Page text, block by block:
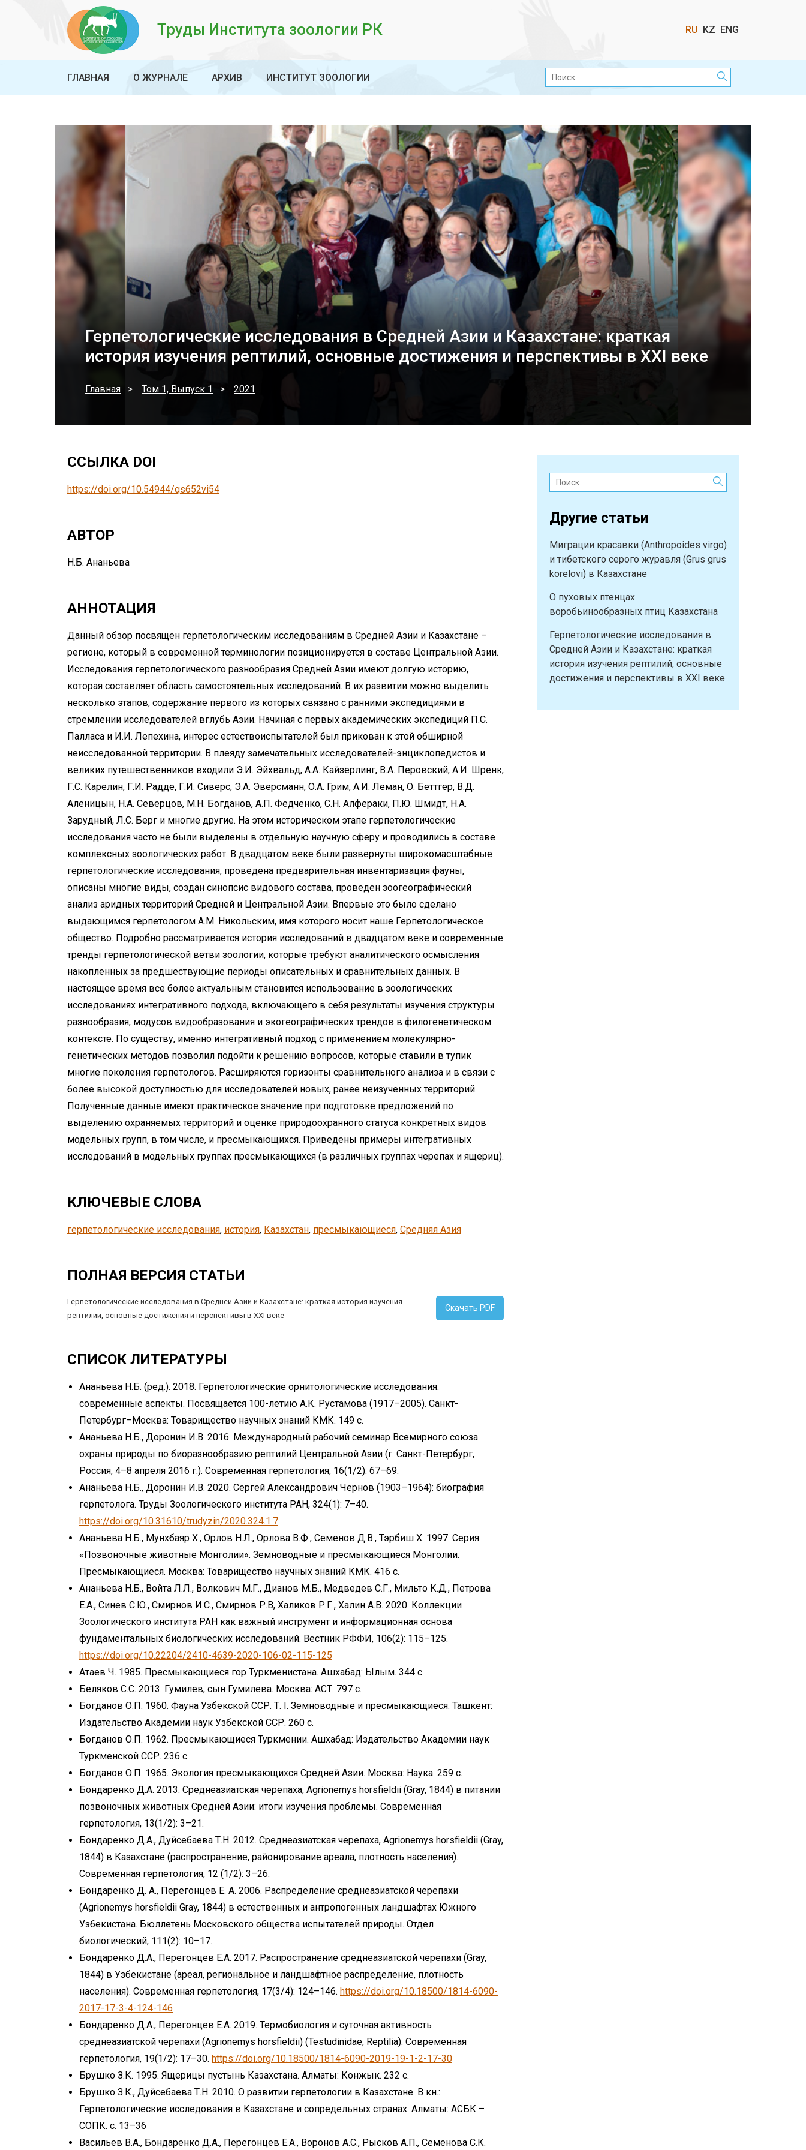
Труды Института зоологии РК
Выбор
RU KZ ENG
ГЛАВНАЯ О ЖУРНАЛЕ АРХИВ ИНСТИТУТ ЗООЛОГИИ Поиск:
Герпетологические исследования в Средней Азии и Казахстане: краткая
история изучения рептилий, основные достижения и перспективы в XXI веке
Главная Том 1, Выпуск 1 2021
ССЫЛКА DOI
https://doi.org/10.54944/qs652vi54
АВТОР
Н.Б. Ананьева
АННОТАЦИЯ
Данный обзор посвящен герпетологическим исследованиям в Средней Азии и Казахстане –
регионе, который в современной терминологии позиционируется в составе Центральной Азии.
Исследования герпетологического разнообразия Средней Азии имеют долгую историю,
которая составляет область самостоятельных исследований. В их развитии можно выделить
несколько этапов, содержание первого из которых связано с ранними экспедициями в
стремлении исследователей вглубь Азии. Начиная с первых академических экспедиций П.С.
Палласа и И.И. Лепехина, интерес естествоиспытателей был прикован к этой обширной
неисследованной территории. В плеяду замечательных исследователей-энциклопедистов и
великих путешественников входили Э.И. Эйхвальд, А.А. Кайзерлинг, В.А. Перовский, А.И. Шренк,
Г.С. Карелин, Г.И. Радде, Г.И. Сиверс, Э.А. Эверсманн, О.А. Грим, А.И. Леман, О. Беттгер, В.Д.
Аленицын, Н.А. Северцов, М.Н. Богданов, А.П. Федченко, С.Н. Алфераки, П.Ю. Шмидт, Н.А.
Зарудный, Л.С. Берг и многие другие. На этом историческом этапе герпетологические
исследования часто не были выделены в отдельную научную сферу и проводились в составе
комплексных зоологических работ. В двадцатом веке были развернуты широкомасштабные
герпетологические исследования, проведена предварительная инвентаризация фауны,
описаны многие виды, создан синопсис видового состава, проведен зоогеографический
анализ аридных территорий Средней и Центральной Азии. Впервые это было сделано
выдающимся герпетологом А.М. Никольским, имя которого носит наше Герпетологическое
общество. Подробно рассматривается история исследований в двадцатом веке и современные
тренды герпетологической ветви зоологии, которые требуют аналитического осмысления
накопленных за предшествующие периоды описательных и сравнительных данных. В
настоящее время все более актуальным становится использование в зоологических
исследованиях интегративного подхода, включающего в себя результаты изучения структуры
разнообразия, модусов видообразования и экогеографических трендов в филогенетическом
контексте. По существу, именно интегративный подход с применением молекулярно-
генетических методов позволил подойти к решению вопросов, которые ставили в тупик
многие поколения герпетологов. Расширяются горизонты сравнительного анализа и в связи с
более высокой доступностью для исследователей новых, ранее неизученных территорий.
Полученные данные имеют практическое значение при подготовке предложений по
выделению охраняемых территорий и оценке природоохранного статуса конкретных видов
модельных групп, в том числе, и пресмыкающихся. Приведены примеры интегративных
исследований в модельных группах пресмыкающихся (в различных группах черепах и ящериц).
КЛЮЧЕВЫЕ СЛОВА
герпетологические исследования, история, Казахстан, пресмыкающиеся, Средняя Азия
ПОЛНАЯ ВЕРСИЯ СТАТЬИ
Герпетологические исследования в Средней Азии и Казахстане: краткая история изучения
рептилий, основные достижения и перспективы в XXI веке
Скачать PDF
СПИСОК ЛИТЕРАТУРЫ
Ананьева Н.Б. (ред.). 2018. Герпетологические орнитологические исследования:
современные аспекты. Посвящается 100-летию А.К. Рустамова (1917–2005). Санкт-
Петербург–Москва: Товарищество научных знаний КМК. 149 c.
Ананьева Н.Б., Доронин И.В. 2016. Международный рабочий семинар Всемирного союза
охраны природы по биоразнообразию рептилий Центральной Азии (г. Санкт-Петербург,
Россия, 4–8 апреля 2016 г.). Современная герпетология, 16(1/2): 67–69.
Ананьева Н.Б., Доронин И.В. 2020. Сергей Александрович Чернов (1903–1964): биография
герпетолога. Труды Зоологического института РАН, 324(1): 7–40.
https://doi.org/10.31610/trudyzin/2020.324.1.7
Ананьева Н.Б., Мунхбаяр Х., Орлов Н.Л., Орлова В.Ф., Семенов Д.В., Тэрбиш Х. 1997. Серия
«Позвоночные животные Монголии». Земноводные и пресмыкающиеся Монголии.
Пресмыкающиеся. Москва: Товарищество научных знаний КМК. 416 c.
Ананьева Н.Б., Войта Л.Л., Волкович М.Г., Дианов М.Б., Медведев С.Г., Мильто К.Д., Петрова
Е.А., Синев С.Ю., Смирнов И.С., Смирнов Р.В, Халиков Р.Г., Халин А.В. 2020. Коллекции
Зоологического института РАН как важный инструмент и информационная основа
фундаментальных биологических исследований. Вестник РФФИ, 106(2): 115–125.
https://doi.org/10.22204/2410-4639-2020-106-02-115-125
Атаев Ч. 1985. Пресмыкающиеся гор Туркменистана. Ашхабад: Ылым. 344 c.
Беляков С.С. 2013. Гумилев, сын Гумилева. Москва: АСТ. 797 c.
Богданов О.П. 1960. Фауна Узбекской ССР. Т. I. Земноводные и пресмыкающиеся. Ташкент:
Издательство Академии наук Узбекской ССР. 260 c.
Богданов О.П. 1962. Пресмыкающиеся Туркмении. Ашхабад: Издательство Академии наук
Туркменской ССР. 236 c.
Богданов О.П. 1965. Экология пресмыкающихся Средней Азии. Москва: Наука. 259 c.
Бондаренко Д.А. 2013. Среднеазиатская черепаха, Agrionemys horsfieldii (Gray, 1844) в питании
позвоночных животных Средней Азии: итоги изучения проблемы. Современная
герпетология, 13(1/2): 3–21.
Бондаренко Д.А., Дуйсебаева Т.Н. 2012. Среднеазиатская черепаха, Agrionemys horsfieldii (Gray,
1844) в Казахстане (распространение, районирование ареала, плотность населения).
Современная герпетология, 12 (1/2): 3–26.
Бондаренко Д. А., Перегонцев Е. А. 2006. Распределение среднеазиатской черепахи
(Agrionemys horsfieldii Gray, 1844) в естественных и антропогенных ландшафтах Южного
Узбекистана. Бюллетень Московского общества испытателей природы. Отдел
биологический, 111(2): 10–17.
Бондаренко Д.А., Перегонцев Е.А. 2017. Распространение среднеазиатской черепахи (Gray,
1844) в Узбекистане (ареал, региональное и ландшафтное распределение, плотность
населения). Современная герпетология, 17(3/4): 124–146. https://doi.org/10.18500/1814-6090-
2017-17-3-4-124-146
Бондаренко Д.А., Перегонцев Е.А. 2019. Термобиология и суточная активность
среднеазиатской черепахи (Agrionemys horsfieldii) (Testudinidae, Reptilia). Современная
герпетология, 19(1/2): 17–30. https://doi.org/10.18500/1814-6090-2019-19-1-2-17-30
Брушко З.К. 1995. Ящерицы пустынь Казахстана. Алматы: Конжык. 232 с.
Брушко З.К., Дуйсебаева Т.Н. 2010. О развитии герпетологии в Казахстане. В кн.:
Герпетологические исследования в Казахстане и сопредельных странах. Алматы: АСБК –
СОПК. с. 13–36
Васильев В.А., Бондаренко Д.А., Перегонцев Е.А., Воронов А.С., Рысков А.П., Семенова С.К.
Поиск:
Другие статьи
Миграции красавки (Anthropoides virgo)
и тибетского серого журавля (Grus grus
korelovi) в Казахстане
О пуховых птенцах
воробьинообразных птиц Казахстана
Герпетологические исследования в
Средней Азии и Казахстане: краткая
история изучения рептилий, основные
достижения и перспективы в XXI веке